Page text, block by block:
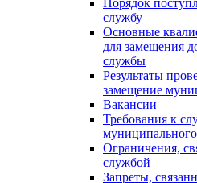
Порядок
службу
Основные
для замещения
службы
Результаты
замещение
Вакансии
Требования к
Ограничения,
службой
Запреты,